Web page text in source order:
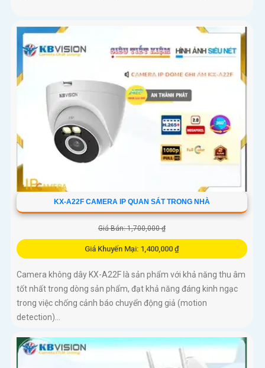
KX-A22F CAMERA IP QUAN SÁT TRONG NHÀ
Giá Bán: 1,700,000 ₫
Giá Khuyến Mại: 1,400,000 ₫
Camera không dây KX-A22F là sản phẩm với khả năng thu âm
tốt nhất trong dòng sản phẩm, đạt khả năng đáng kinh ngạc
trong việc chống cảnh báo chuyển động giả (motion
detection)...